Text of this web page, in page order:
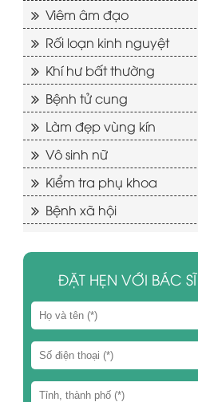
Viêm âm đạo
Rối loạn kinh nguyệt
Khí hư bất thường
Bệnh tử cung
Làm đẹp vùng kín
Vô sinh nữ
Kiểm tra phụ khoa
Bệnh xã hội
ĐẶT HẸN VỚI BÁC SĨ